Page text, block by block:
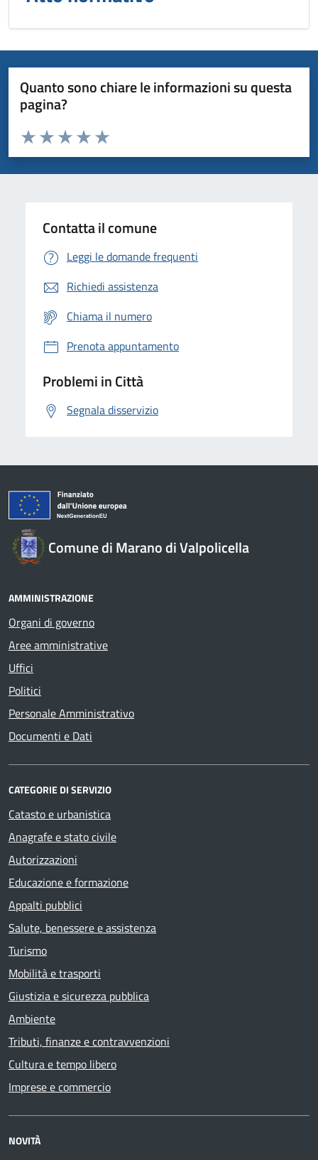
Quanto sono chiare le informazioni su questa
pagina?
Domanda
Valuta da 1 a 5 stelle la pagina
Valuta 5 stelle su 5
Valuta 4 stelle su 5
Valuta 3 stelle su 5
Valuta 2 stelle su 5
Valuta 1 stelle su 5
Contatta il comune
Leggi le domande frequenti
Richiedi assistenza
Chiama il numero
Prenota appuntamento
Problemi in Città
Segnala disservizio
Comune di Marano di Valpolicella
AMMINISTRAZIONE
Organi di governo
Aree amministrative
Uffici
Politici
Personale Amministrativo
Documenti e Dati
CATEGORIE DI SERVIZIO
Catasto e urbanistica
Anagrafe e stato civile
Autorizzazioni
Educazione e formazione
Appalti pubblici
Salute, benessere e assistenza
Turismo
Mobilità e trasporti
Giustizia e sicurezza pubblica
Ambiente
Tributi, finanze e contravvenzioni
Cultura e tempo libero
Imprese e commercio
NOVITÀ